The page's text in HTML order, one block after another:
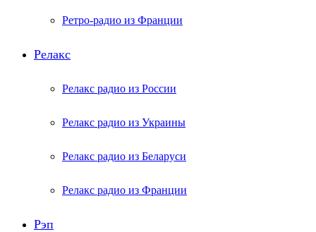
Ретро-радио из Франции
Релакс
Релакс радио из России
Релакс радио из Украины
Релакс радио из Беларуси
Релакс радио из Франции
Рэп